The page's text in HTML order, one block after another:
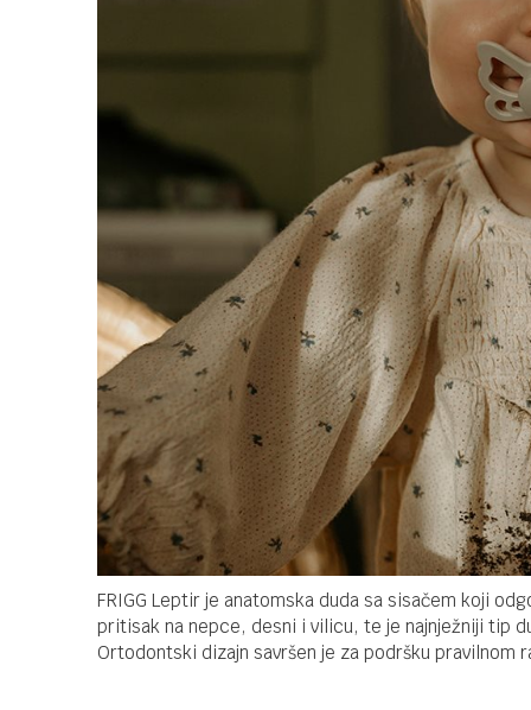
FRIGG Leptir je anatomska duda sa sisačem koji
pritisak na nepce, desni i vilicu, te je najnježniji tip
Ortodontski dizajn savršen je za podršku pravilnom